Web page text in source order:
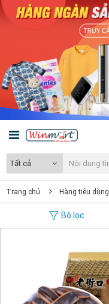
Tất cả
Trang chủ Hàng tiêu dùng
Bộ lọc